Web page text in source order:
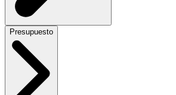
Presupuesto